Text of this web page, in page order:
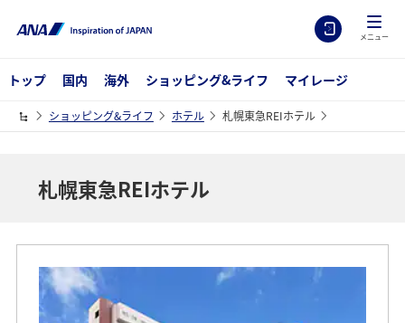
メニュー
トップ 国内 海外 ショッピング&ライフ マイレージ
ショッピング&ライフ ホテル 札幌東急REIホテル
札幌東急REIホテル